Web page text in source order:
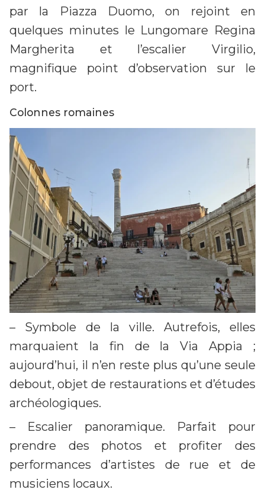
par la Piazza Duomo, on rejoint en
quelques minutes le Lungomare Regina
Margherita et l’escalier Virgilio,
magnifique point d’observation sur le
port.
Colonnes romaines
– Symbole de la ville. Autrefois, elles
marquaient la fin de la Via Appia ;
aujourd’hui, il n’en reste plus qu’une seule
debout, objet de restaurations et d’études
archéologiques.
– Escalier panoramique. Parfait pour
prendre des photos et profiter des
performances d’artistes de rue et de
musiciens locaux.